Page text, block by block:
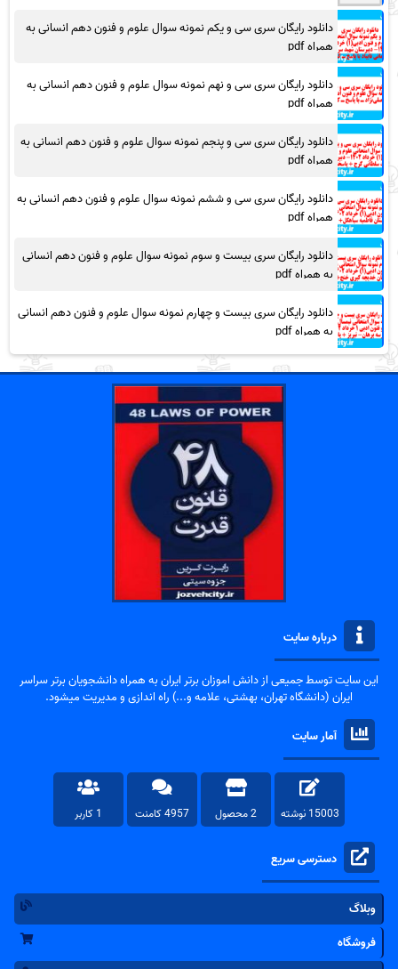
دانلود رایگان سری سی و یکم نمونه سوال علوم و فنون دهم انسانی به
همراه pdf
دانلود رایگان سری سی و نهم نمونه سوال علوم و فنون دهم انسانی به
همراه pdf
دانلود رایگان سری سی و پنجم نمونه سوال علوم و فنون دهم انسانی به
همراه pdf
دانلود رایگان سری سی و ششم نمونه سوال علوم و فنون دهم انسانی به
همراه pdf
دانلود رایگان سری بیست و سوم نمونه سوال علوم و فنون دهم انسانی
به همراه pdf
دانلود رایگان سری بیست و چهارم نمونه سوال علوم و فنون دهم انسانی
به همراه pdf
درباره سایت
این سایت توسط جمیعی از دانش اموزان برتر ایران به همراه دانشجویان برتر سراسر
ایران (دانشگاه تهران، بهشتی، علامه و...) راه اندازی و مدیریت میشود.
آمار سایت
15003 نوشته 2 محصول 4957 کامنت 1 کاربر
دسترسی سریع
وبلاگ
فروشگاه